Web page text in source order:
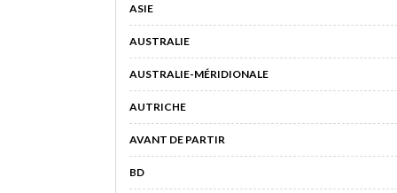
ASIE
AUSTRALIE
AUSTRALIE-MÉRIDIONALE
AUTRICHE
AVANT DE PARTIR
BD